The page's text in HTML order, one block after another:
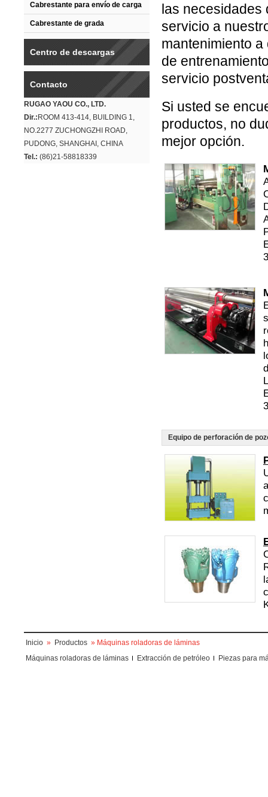
Cabrestante para envío de carga
Cabrestante de grada
Centro de descargas
Contacto
RUGAO YAOU CO., LTD.
Dir.: ROOM 413-414, BUILDING 1,
NO.2277 ZUCHONGZHI ROAD,
PUDONG, SHANGHAI, CHINA
Tel.: (86)21-58818339
las necesidades
servicio a
mantenimiento
de
servicio
Si usted se
productos, no
mejor opción.
Equipo de perforación de
Inicio » Productos » Máquinas roladoras de láminas
Máquinas roladoras de láminas
Extracción de petróleo Piezas para